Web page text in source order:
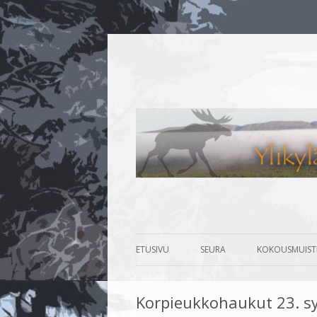
ETUSIVU SEURA
TOIMINTA
Korpieukkohaukut 23.